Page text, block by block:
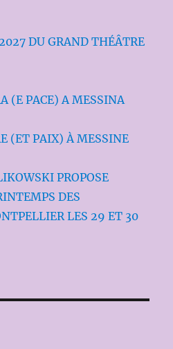
DU GRAND THÉÂTRE
(E PACE) A MESSINA
(ET PAIX) À MESSINE
PROPOSE
DES
LES 29 ET 30